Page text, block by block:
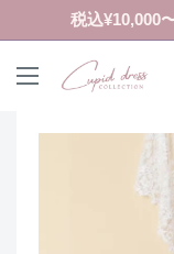
ン
税込¥10,000
ク
ド